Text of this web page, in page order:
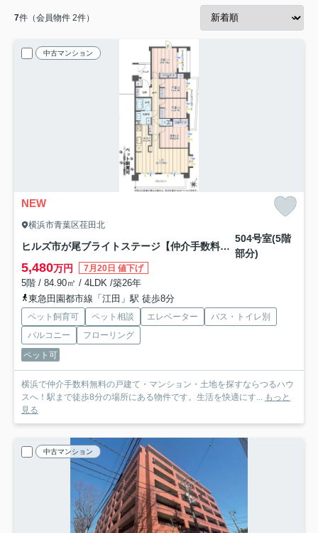
7件（会員物件 2件）
中古マンション
NEW
横浜市青葉区荏田北
ヒルズ市が尾ブライトステージ【仲介手数料無料】ペット可♪
504号室(5階
部分)
5,480万円 7月20日 値下げ
5階 / 84.90㎡ / 4LDK /築26年
東急田園都市線「江田」駅 徒歩8分
ペット飼育可 ペット相談 エレベーター
バス・トイレ別
バルコニー
フローリング
ペット可
横浜で仲介手数料無料の戸建て・マンション・土地を探すならつるハウ
スへ！駅まで徒歩8分の場所にある物件です。生活を快適にす... もっと
見る
中古マンション